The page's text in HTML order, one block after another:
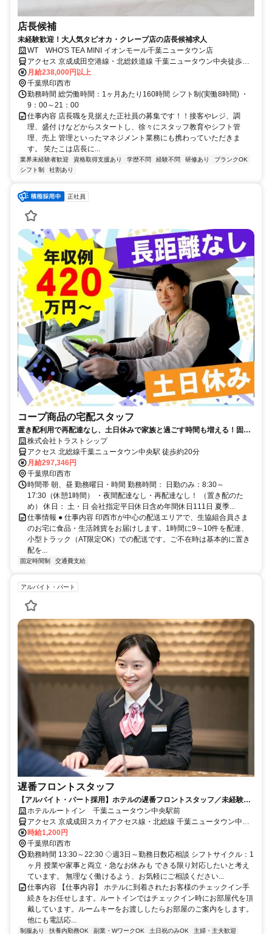
店長候補
未経験歓迎！大人気タピオカ・クレープ店の店長候補求人
WT WHO'S TEA MINI イオンモール千葉ニュータウン店
アクセス 京成成田空港線・北総鉄道線 千葉ニュータウン中央徒歩約8
分、京成成田空港線・北総鉄道線 小室北口徒歩約49分、京成成田空
港線・北総鉄道線 印西牧の原北口徒歩約70分 イオン千葉ニュータウ
ン中央駅徒歩5分
月給238,000円以上
千葉県印西市
勤務時間 総労働時間：1ヶ月あたり160時間 シフト制(実働8時間) ・
9：00～21：00
仕事内容 店長職を見据えた正社員の募集です！！接客やレジ、調
理、盛付 けなどからスタートし、徐々にスタッフ教育やシフト管
理、売上 管理といったマネジメント業務にも携わっていただきま
す。 笑たこは店長に...
業界未経験者歓迎 資格取得支援あり 学歴不問 経験不問 研修あり
ブランクOK
シフト制
社割あり
正社員
コープ商品の宅配スタッフ
置き配利用で再配達なし、土日休みで家族と過ごす時間も増える！固定
ルートで未経験でも安心
株式会社トラストシップ
アクセス 北総線千葉ニュータウン中央駅 徒歩約20分
月給297,346円
千葉県印西市
時間帯 朝、昼 勤務曜日・時間 勤務時間： 日勤のみ：8:30～
17:30（休憩1時間） ・夜間配達なし・再配達なし！ （置き配のた
め） 休日： 土・日 会社指定平日休日含め年間休日111日 夏季...
仕事情報 ● 仕事内容 印西市が中心の配送エリアで、生協組合員さま
のお宅に食品・生活雑貨をお届けします。1時間に9～10件を配達、
小型トラック（AT限定OK）での配送です。ご不在時は基本的に置き
配を...
固定時間制 交通費支給
アルバイト・パート
遅番フロントスタッフ
【アルバイト・パート採用】ホテルの遅番フロントスタッフ／未経験歓
迎！働きながら接客スキルも身につく
ホテルルートイン 千葉ニュータウン中央駅前
アクセス 京成成田スカイアクセス線・北総線 千葉ニュータウン中央
徒歩約4分
時給1,200円
千葉県印西市
勤務時間 13:30～22:30 ◇週3日～勤務日数応相談 シフトサイクル：1
ヶ月 授業や家事と両立・急なお休みも できる限り対応したいと考え
ています。 無理なく働けるよう、お気軽にご相談ください...
仕事内容 【仕事内容】 ホテルに到着されたお客様のチェックイン手
続きをお任せします。ルートインではチェックイン時にお部屋代を頂
戴しています。ルームキーをお渡ししたらお部屋のご案内をします。
他にも電話応...
制服あり 扶養内勤務OK 副業・WワークOK 土日祝のみOK 主婦・主夫歓迎